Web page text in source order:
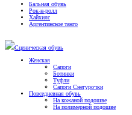
Бальная обувь
Рок-н-ролл
Хайхилс
Аргентинское танго
Сценическая обувь
Женская
Сапоги
Ботинки
Туфли
Сапоги Снегурочки
Повседневная обувь
На кожаной подошве
На полимерной подошве